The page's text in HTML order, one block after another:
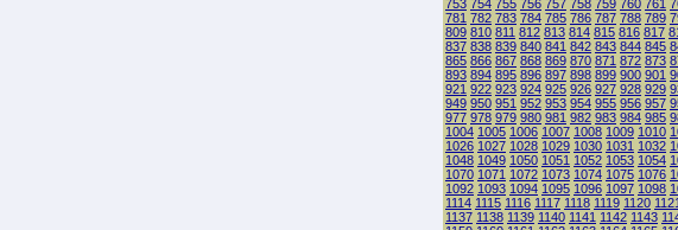
753 754 755 756 757 758 759 760 761
781 782 783 784 785 786 787 788 789
809 810 811 812 813 814 815 816 817
837 838 839 840 841 842 843 844 845
865 866 867 868 869 870 871 872 873
893 894 895 896 897 898 899 900 901
921 922 923 924 925 926 927 928 929
949 950 951 952 953 954 955 956 957
977 978 979 980 981 982 983 984 985
1004 1005 1006 1007 1008 1009 1010
1026 1027 1028 1029 1030 1031 1032
1048 1049 1050 1051 1052 1053 1054
1070 1071 1072 1073 1074 1075 1076
1092 1093 1094 1095 1096 1097 1098
1114 1115 1116 1117 1118 1119 1120 1121
1137 1138 1139 1140 1141 1142 1143